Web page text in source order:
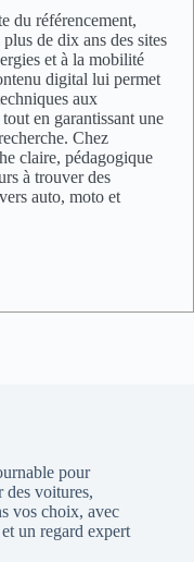
du référencement,
de dix ans des sites
et à la mobilité
digital lui permet
aux
en garantissant une
Chez
claire, pédagogique
à trouver des
auto, moto et
pour
des voitures,
vos choix, avec
un regard expert